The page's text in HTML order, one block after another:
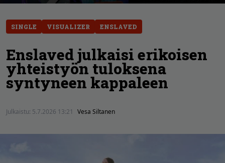
SINGLE VISUALIZER ENSLAVED
Enslaved julkaisi erikoisen
yhteistyön tuloksena
syntyneen kappaleen
Julkaistu: 5.7.2026 13:21 Vesa Siltanen